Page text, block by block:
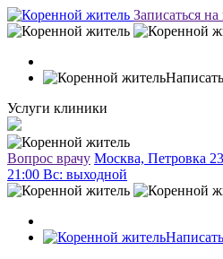
Записаться
Услуги клиники
Вопрос врачу Москва, Петровка
21:00 Вc: выходной